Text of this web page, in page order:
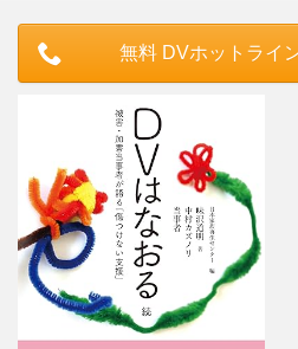
無料 DVホットラ